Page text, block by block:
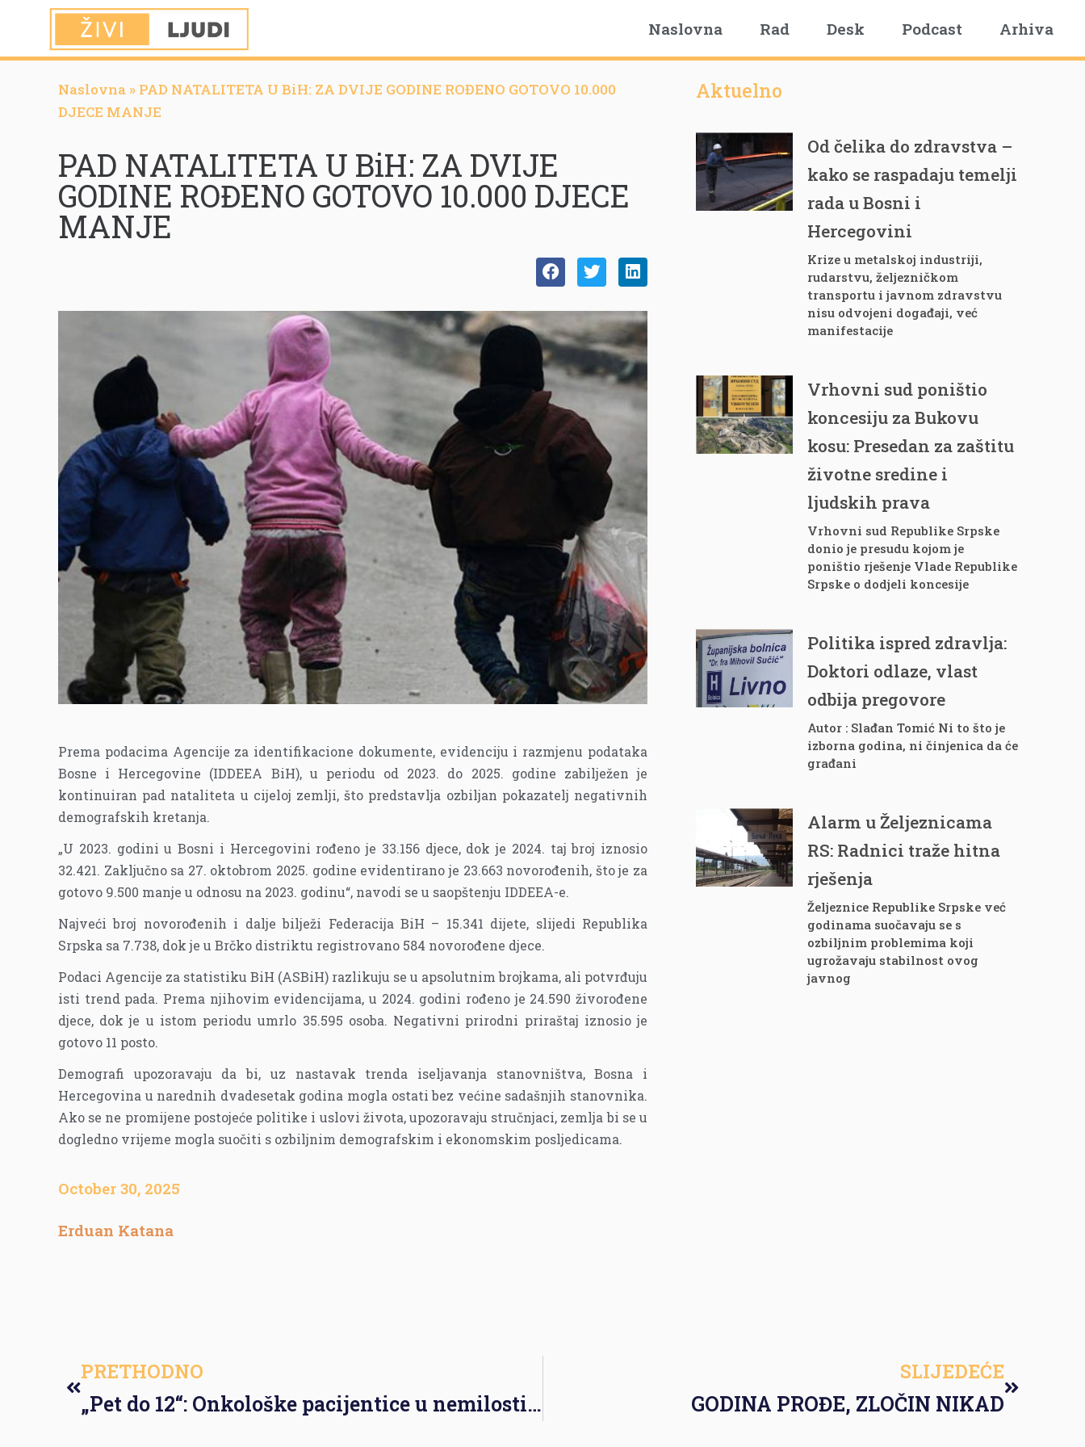
Naslovna Rad Desk Podcast Arhiva
Naslovna » PAD NATALITETA U BiH: ZA DVIJE GODINE ROĐENO GOTOVO 10.000
DJECE MANJE
PAD NATALITETA U BiH: ZA DVIJE
GODINE ROĐENO GOTOVO 10.000 DJECE
MANJE
Prema podacima Agencije za identifikacione dokumente, evidenciju i razmjenu podataka
Bosne i Hercegovine (IDDEEA BiH), u periodu od 2023. do 2025. godine zabilježen je
kontinuiran pad nataliteta u cijeloj zemlji, što predstavlja ozbiljan pokazatelj negativnih
demografskih kretanja.
„U 2023. godini u Bosni i Hercegovini rođeno je 33.156 djece, dok je 2024. taj broj iznosio
32.421. Zaključno sa 27. oktobrom 2025. godine evidentirano je 23.663 novorođenih, što je za
gotovo 9.500 manje u odnosu na 2023. godinu“, navodi se u saopštenju IDDEEA-e.
Najveći broj novorođenih i dalje bilježi Federacija BiH – 15.341 dijete, slijedi Republika
Srpska sa 7.738, dok je u Brčko distriktu registrovano 584 novorođene djece.
Podaci Agencije za statistiku BiH (ASBiH) razlikuju se u apsolutnim brojkama, ali potvrđuju
isti trend pada. Prema njihovim evidencijama, u 2024. godini rođeno je 24.590 živorođene
djece, dok je u istom periodu umrlo 35.595 osoba. Negativni prirodni priraštaj iznosio je
gotovo 11 posto.
Demografi upozoravaju da bi, uz nastavak trenda iseljavanja stanovništva, Bosna i
Hercegovina u narednih dvadesetak godina mogla ostati bez većine sadašnjih stanovnika.
Ako se ne promijene postojeće politike i uslovi života, upozoravaju stručnjaci, zemlja bi se u
dogledno vrijeme mogla suočiti s ozbiljnim demografskim i ekonomskim posljedicama.
October 30, 2025
Erduan Katana
Aktuelno
Od čelika do zdravstva –
kako se raspadaju temelji
rada u Bosni i
Hercegovini
Krize u metalskoj industriji,
rudarstvu, željezničkom
transportu i javnom zdravstvu
nisu odvojeni događaji, već
manifestacije
Vrhovni sud poništio
koncesiju za Bukovu
kosu: Presedan za zaštitu
životne sredine i
ljudskih prava
Vrhovni sud Republike Srpske
donio je presudu kojom je
poništio rješenje Vlade Republike
Srpske o dodjeli koncesije
Politika ispred zdravlja:
Doktori odlaze, vlast
odbija pregovore
Autor : Slađan Tomić Ni to što je
izborna godina, ni činjenica da će
građani
Alarm u Željeznicama
RS: Radnici traže hitna
rješenja
Željeznice Republike Srpske već
godinama suočavaju se s
ozbiljnim problemima koji
ugrožavaju stabilnost ovog
javnog
PRETHODNO
„Pet do 12“: Onkološke pacijentice u nemilosti zdravstvenih vlasti
SLIJEDEĆE
GODINA PROĐE, ZLOČIN NIKAD